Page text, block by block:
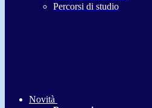
Percorsi di studio
Novità